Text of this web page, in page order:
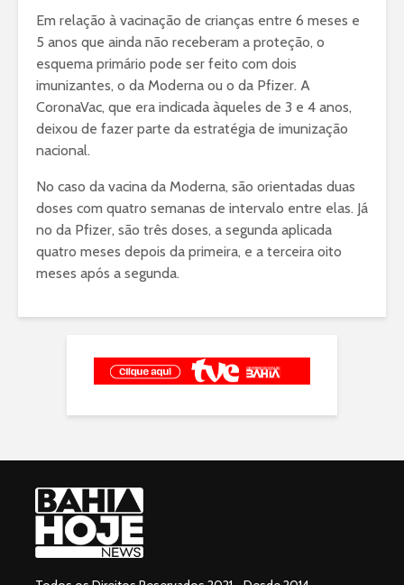
Em relação à vacinação de crianças entre 6 meses e
5 anos que ainda não receberam a proteção, o
esquema primário pode ser feito com dois
imunizantes, o da Moderna ou o da Pfizer. A
CoronaVac, que era indicada àqueles de 3 e 4 anos,
deixou de fazer parte da estratégia de imunização
nacional.
No caso da vacina da Moderna, são orientadas duas
doses com quatro semanas de intervalo entre elas. Já
no da Pfizer, são três doses, a segunda aplicada
quatro meses depois da primeira, e a terceira oito
meses após a segunda.